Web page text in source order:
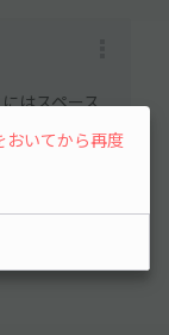
はスペース
おいてから再度